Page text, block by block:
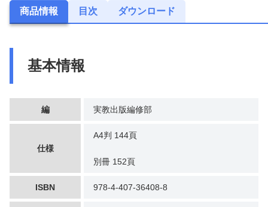
商品情報 目次 ダウンロード
基本情報
編 実教出版編修部
仕様
A4判 144頁
別冊 152頁
ISBN 978-4-407-36408-8